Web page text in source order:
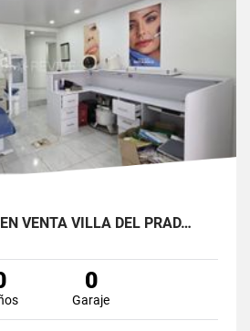
VENTA VILLA DEL PRAD…
0
Garaje